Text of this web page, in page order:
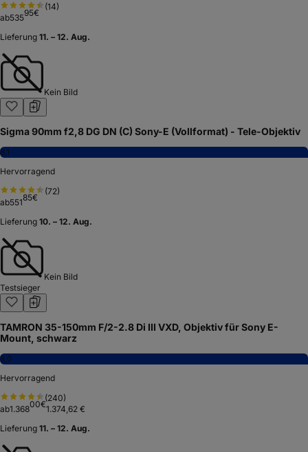
(14)
ab53595€
Lieferung 11. – 12. Aug.
Kein Bild
Sigma 90mm f2,8 DG DN (C) Sony-E (Vollformat) - Tele-Objektiv
8,1
Hervorragend
(72)
ab55185€
Lieferung 10. – 12. Aug.
Kein Bild
Testsieger
TAMRON 35-150mm F/2-2.8 Di III VXD, Objektiv für Sony E-
Mount, schwarz
8,0
Hervorragend
(240)
ab1.36800€1.374,62 €
Lieferung 11. – 12. Aug.